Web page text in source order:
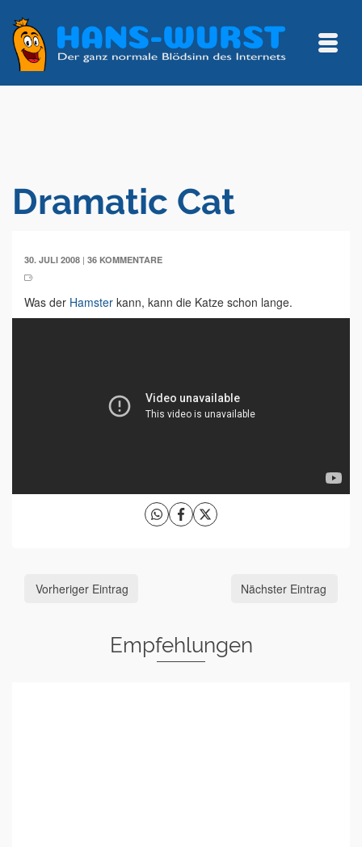
Dramatic Cat
30. JULI 2008 | 36 KOMMENTARE
Was der Hamster kann, kann die Katze schon lange.
Vorheriger Eintrag Nächster Eintrag
Empfehlungen